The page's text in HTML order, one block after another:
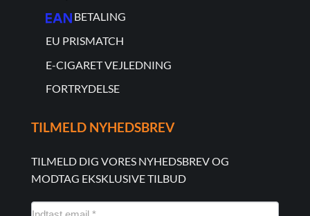
BETALING
EU PRISMATCH
E-CIGARET VEJLEDNING
FORTRYDELSE
TILMELD NYHEDSBREV
TILMELD DIG VORES NYHEDSBREV OG
MODTAG EKSKLUSIVE TILBUD
NYHEDSMAIL